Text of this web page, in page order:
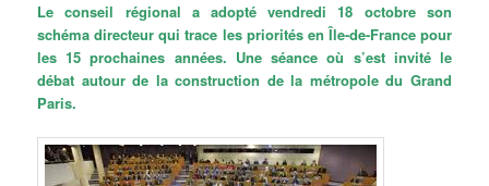
Le conseil régional a adopté vendredi 18 octobre son
schéma directeur qui trace les priorités en Île-de-France pour
les 15 prochaines années. Une séance où s’est invité le
débat autour de la construction de la métropole du Grand
Paris.